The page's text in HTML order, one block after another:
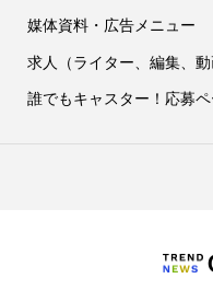
媒体資料・広告メニュー
求人（ライター、編集、動
誰でもキャスター！応募